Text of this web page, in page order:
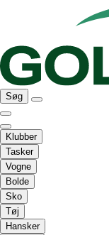
Søg
Klubber
Tasker
Vogne
Bolde
Sko
Tøj
Hansker